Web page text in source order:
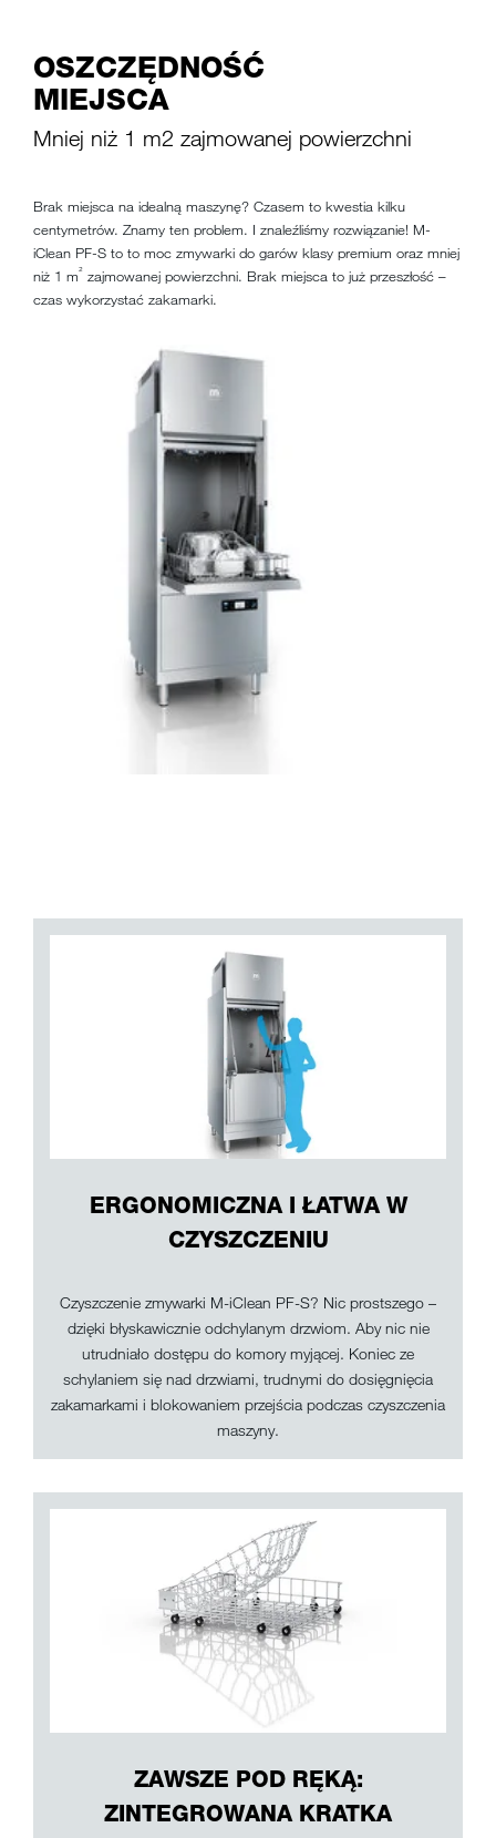
OSZCZĘDNOŚĆ
MIEJSCA
Mniej niż 1 m2 zajmowanej powierzchni
Brak miejsca na idealną maszynę? Czasem to kwestia kilku
centymetrów. Znamy ten problem. I znaleźliśmy rozwiązanie! M-
iClean PF-S to to moc zmywarki do garów klasy premium oraz mniej
niż 1 m² zajmowanej powierzchni. Brak miejsca to już przeszłość –
czas wykorzystać zakamarki.
ERGONOMICZNA I ŁATWA W
CZYSZCZENIU
Czyszczenie zmywarki M-iClean PF-S? Nic prostszego –
dzięki błyskawicznie odchylanym drzwiom. Aby nic nie
utrudniało dostępu do komory myjącej. Koniec ze
schylaniem się nad drzwiami, trudnymi do dosięgnięcia
zakamarkami i blokowaniem przejścia podczas czyszczenia
maszyny.
ZAWSZE POD RĘKĄ:
ZINTEGROWANA KRATKA